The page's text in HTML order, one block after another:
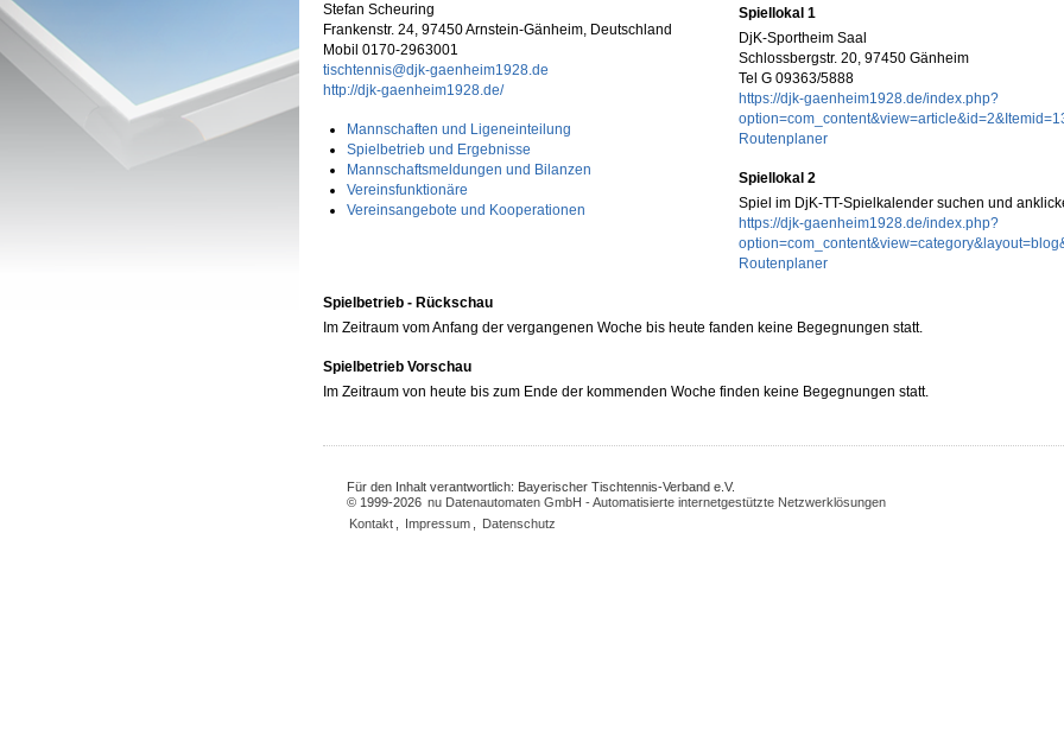
Stefan Scheuring
Frankenstr. 24, 97450 Arnstein-Gänheim, Deutschland
Mobil 0170-2963001
tischtennis@djk-gaenheim1928.de
http://djk-gaenheim1928.de/
Mannschaften und Ligeneinteilung
Spielbetrieb und Ergebnisse
Mannschaftsmeldungen und Bilanzen
Vereinsfunktionäre
Vereinsangebote und Kooperationen
Spiellokal 1
DjK-Sportheim Saal
Schlossbergstr. 20, 97450 Gänheim
Tel G 09363/5888
https://djk-gaenheim1928.de/index.php?
Routenplaner
Spiellokal 2
Spiel im DjK-TT-Spielkalender suchen und
https://djk-gaenheim1928.de/index.php?
Routenplaner
Spielbetrieb - Rückschau
Im Zeitraum vom Anfang der vergangenen Woche bis heute fanden keine Begegnungen statt.
Spielbetrieb Vorschau
Im Zeitraum von heute bis zum Ende der kommenden Woche finden keine Begegnungen statt.
Für den Inhalt verantwortlich: Bayerischer Tischtennis-Verband e.V.
© 1999-2026 nu Datenautomaten GmbH - Automatisierte internetgestützte Netzwerklösungen
Kontakt
Impressum Datenschutz